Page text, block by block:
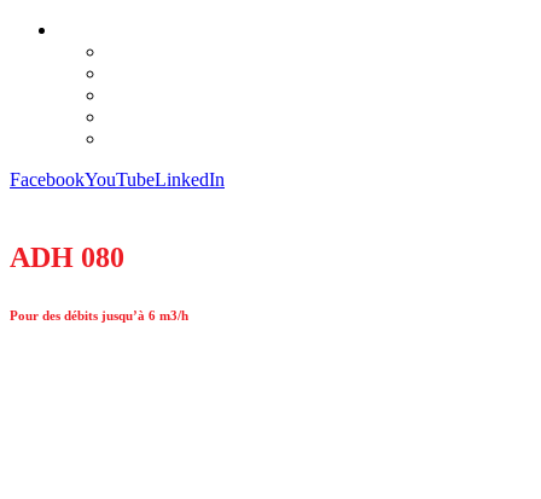
FacebookYouTubeLinkedIn
ADH 080
Pour des débits jusqu’à 6 m3/h